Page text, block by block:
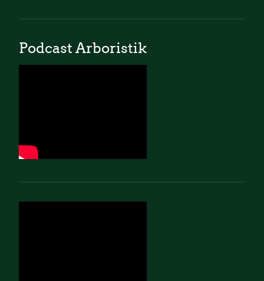
Podcast Arboristik